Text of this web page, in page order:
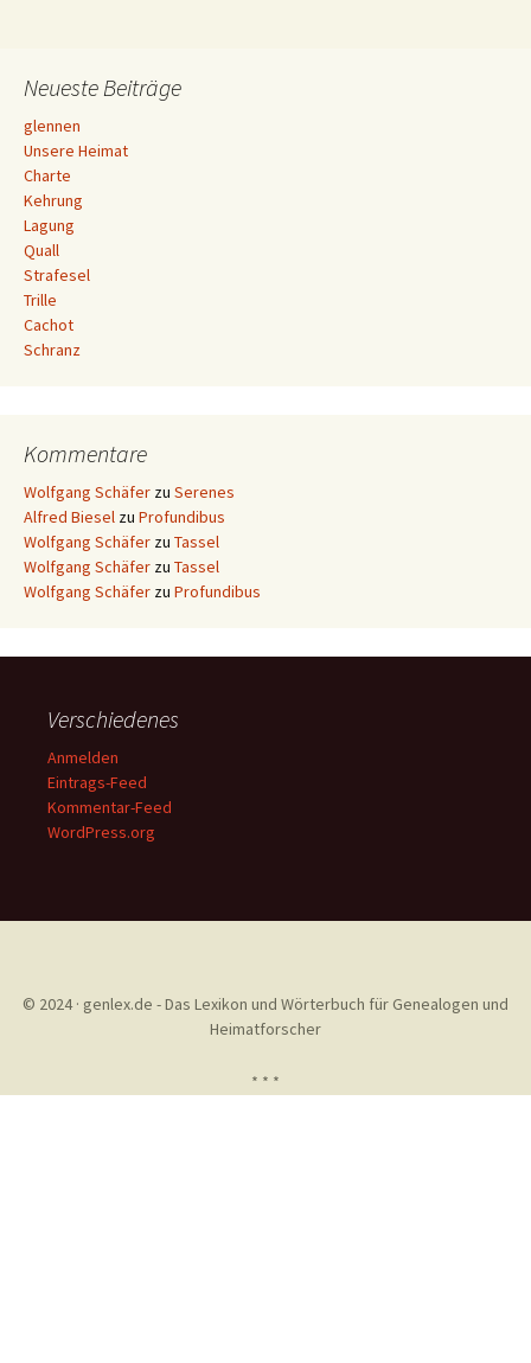
Neueste Beiträge
glennen
Unsere Heimat
Charte
Kehrung
Lagung
Quall
Strafesel
Trille
Cachot
Schranz
Kommentare
Wolfgang Schäfer zu Serenes
Alfred Biesel zu Profundibus
Wolfgang Schäfer zu Tassel
Wolfgang Schäfer zu Tassel
Wolfgang Schäfer zu Profundibus
Verschiedenes
Anmelden
Eintrags-Feed
Kommentar-Feed
WordPress.org
© 2024 · genlex.de - Das Lexikon und Wörterbuch für Genealogen und
Heimatforscher
* * *